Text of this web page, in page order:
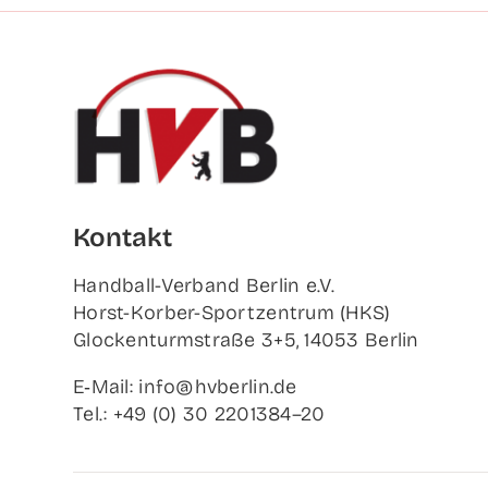
Kon­takt
Hand­ball-Ver­band Ber­lin e.V.
Horst-Korb­er-Sport­zen­trum (HKS)
Glo­cken­turm­stra­ße 3+5, 14053 Berlin
E‑Mail: info@hvberlin.de
Tel.: +49 (0) 30 2201384–20